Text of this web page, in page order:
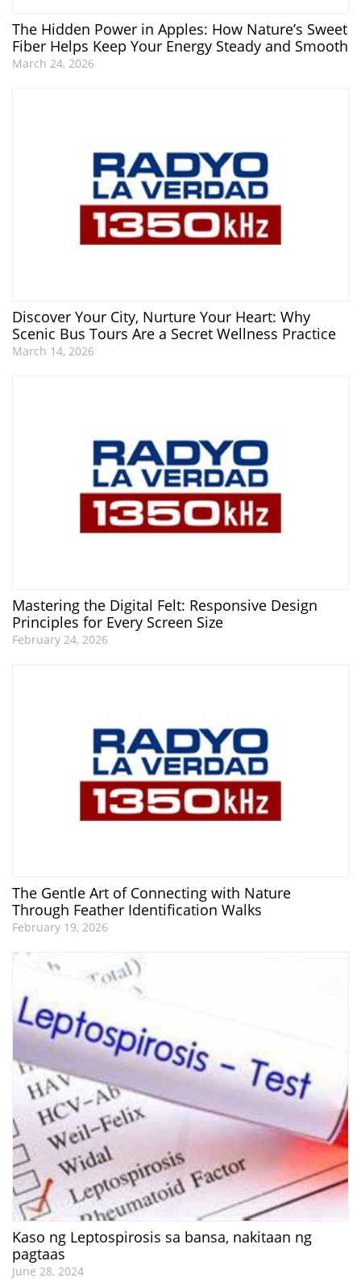
The Hidden Power in Apples: How Nature’s Sweet
Fiber Helps Keep Your Energy Steady and Smooth
March 24, 2026
Discover Your City, Nurture Your Heart: Why
Scenic Bus Tours Are a Secret Wellness Practice
March 14, 2026
Mastering the Digital Felt: Responsive Design
Principles for Every Screen Size
February 24, 2026
The Gentle Art of Connecting with Nature
Through Feather Identification Walks
February 19, 2026
Kaso ng Leptospirosis sa bansa, nakitaan ng
pagtaas
June 28, 2024